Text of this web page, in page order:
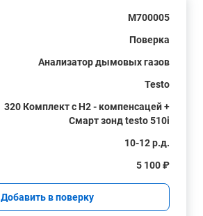
M700005
Поверка
Анализатор дымовых газов
Testo
320 Комплект с H2 - компенсацей +
Смарт зонд testo 510i
10-12 р.д.
5 100 ₽
Добавить в поверку